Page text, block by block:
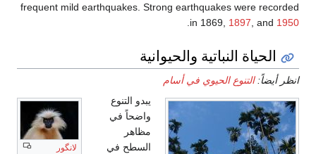
frequent mild earthquakes. Strong earthquakes were recorded
in 1869,1897, and1950
.
الحياة النباتية والحيوانية
انظر أيضاً:التنوع الحيوي في أسام
لانگور
يبدو التنوع
واضحاً في
مظاهر
السطح في